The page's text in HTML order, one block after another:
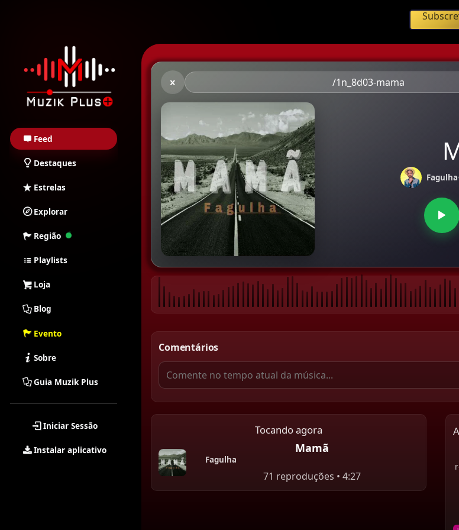
Muzik Plus AO - Streaming de Música
Feed
Destaques
Estrelas
Explorar
Região
Playlists
Loja
Blog
Evento
Sobre
Guia Muzik Plus
Iniciar Sessão
Instalar aplicativo
/1n_8d03-mama
Fagulha
Comentários
Tocando agora
Mamã
Fagulha
71 reproduções • 4:27